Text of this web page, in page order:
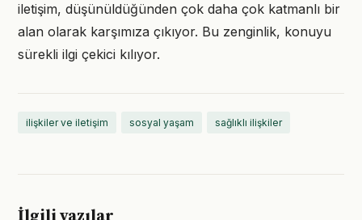
iletişim, düşünüldüğünden çok daha çok katmanlı bir
alan olarak karşımıza çıkıyor. Bu zenginlik, konuyu
sürekli ilgi çekici kılıyor.
ilişkiler ve iletişim sosyal yaşam sağlıklı ilişkiler